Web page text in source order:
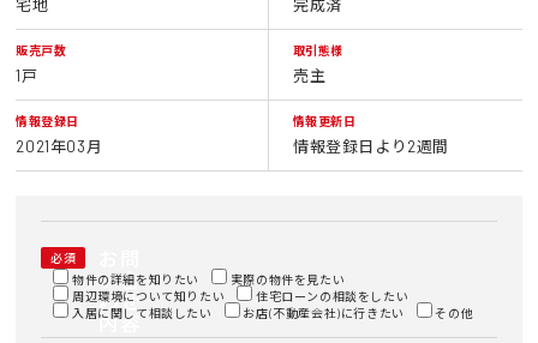
宅地 完成済
販売戸数
1戸
取引態様
売主
情報登録日
2021年03月
情報更新日
情報登録日より2週間
必須
い合
わせ
内容
物件の詳細を知りたい
実際の物件を見たい
周辺環境について知りたい
住宅ローンの相談をしたい
入居に関して相談したい
お店(不動産会社)に行きたい その他